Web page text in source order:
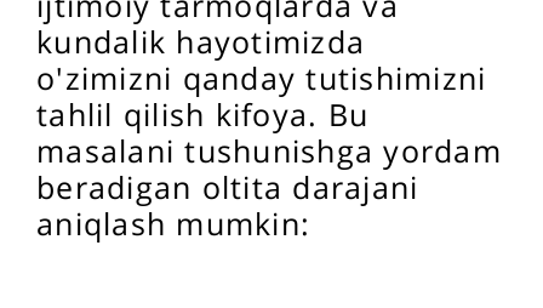
kundalik hayotimizda
o'zimizni qanday tutishimizni
tahlil qilish kifoya. Bu
masalani tushunishga yordam
beradigan oltita darajani
aniqlash mumkin: